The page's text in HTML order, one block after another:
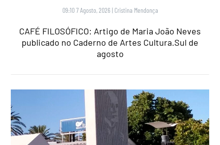
09:10 7 Agosto, 2026 | Cristina Mendonça
CAFÉ FILOSÓFICO: Artigo de Maria João Neves
publicado no Caderno de Artes Cultura.Sul de
agosto